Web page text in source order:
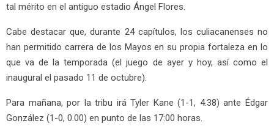
tal mérito en el antiguo estadio Ángel Flores.
Cabe destacar que, durante 24 capítulos, los culiacanenses no
han permitido carrera de los Mayos en su propia fortaleza en lo
que va de la temporada (el juego de ayer y hoy, así como el
inaugural el pasado 11 de octubre).
Para mañana, por la tribu irá Tyler Kane (1-1, 4.38) ante Édgar
González (1-0, 0.00) en punto de las 17:00 horas.